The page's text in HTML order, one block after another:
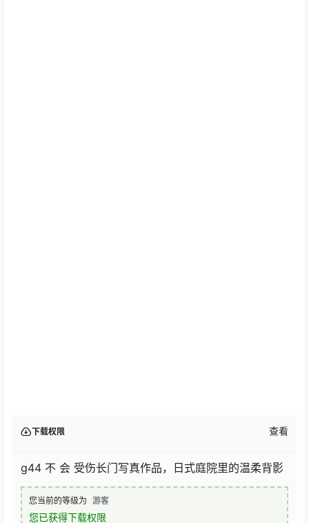
下载权限 查看
g44 不 会 受伤长门写真作品，日式庭院里的温柔背影
您当前的等级为 游客
您已获得下载权限